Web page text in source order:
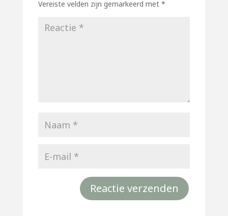
Vereiste velden zijn gemarkeerd met *